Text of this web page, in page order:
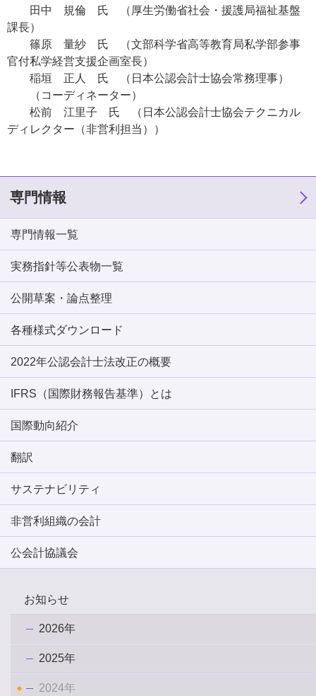
田中 規倫 氏 （厚生労働省社会・援護局福祉基盤
課長）
篠原 量紗 氏 （文部科学省高等教育局私学部参事
官付私学経営支援企画室長）
稲垣 正人 氏 （日本公認会計士協会常務理事）
（コーディネーター）
松前 江里子 氏 （日本公認会計士協会テクニカル
ディレクター（非営利担当））
専門情報
専門情報一覧
実務指針等公表物一覧
公開草案・論点整理
各種様式ダウンロード
2022年公認会計士法改正の概要
IFRS（国際財務報告基準）とは
国際動向紹介
翻訳
サステナビリティ
非営利組織の会計
公会計協議会
お知らせ
2026年
2025年
2024年